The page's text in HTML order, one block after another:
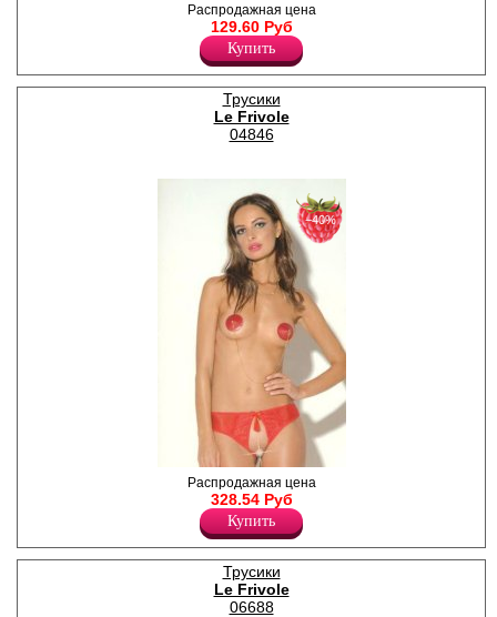
Контурные открытые
трусики с декоративной
деталью из жемчужин на
передней детали.
Полиэстер 100%
Распродажная цена
129.60 Руб
Купить
Трусики
Le Frivole
04846
Трусики с доступом из
красной полупрозрачной
сетки и кружева.
Провокационный вырез на
задней части украшает
маленький черный бантик,
на передней – кокетливая
Лайкра 16%
−40%
Распродажная цена
328.54 Руб
Купить
Трусики
Le Frivole
06688